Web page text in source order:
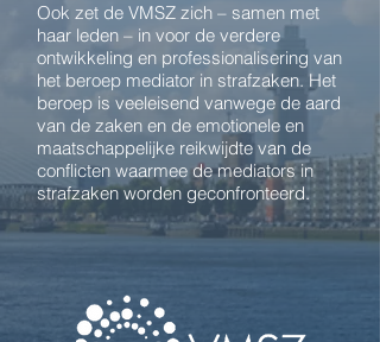
Ook zet de VMSZ zich – samen met
haar leden – in voor de verdere
ontwikkeling en professionalisering van
het beroep mediator in strafzaken. Het
beroep is veeleisend vanwege de aard
van de zaken en de emotionele en
maatschappelijke reikwijdte van de
conflicten waarmee de mediators in
strafzaken worden geconfronteerd.